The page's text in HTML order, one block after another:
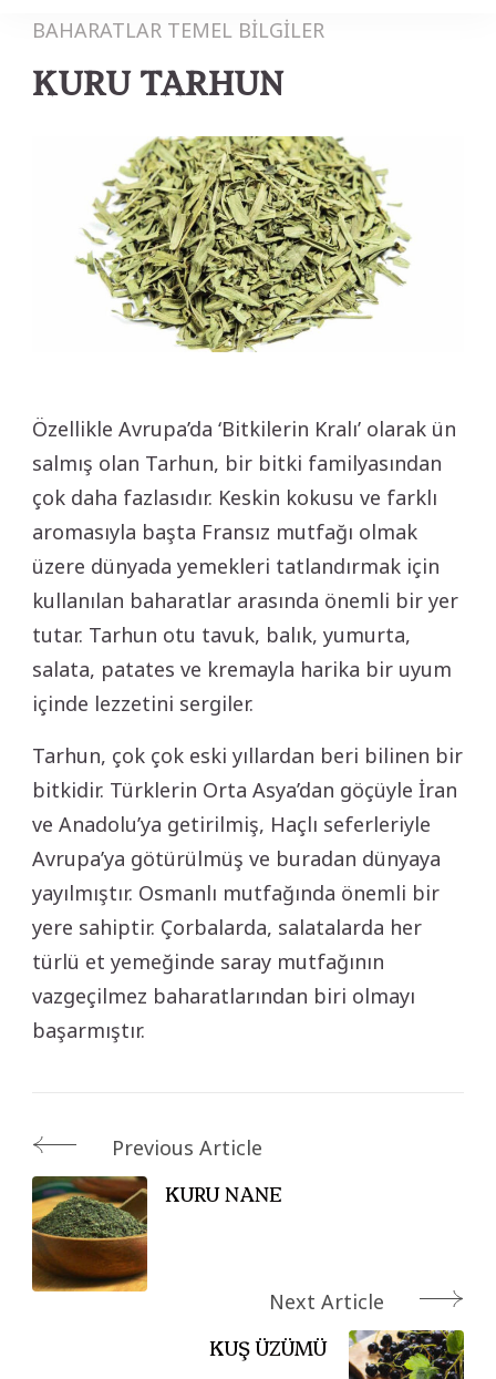
BAHARATLAR TEMEL BİLGİLER
KURU TARHUN
Özellikle Avrupa’da ‘Bitkilerin Kralı’ olarak ün
salmış olan Tarhun, bir bitki familyasından
çok daha fazlasıdır. Keskin kokusu ve farklı
aromasıyla başta Fransız mutfağı olmak
üzere dünyada yemekleri tatlandırmak için
kullanılan baharatlar arasında önemli bir yer
tutar. Tarhun otu tavuk, balık, yumurta,
salata, patates ve kremayla harika bir uyum
içinde lezzetini sergiler.
Tarhun, çok çok eski yıllardan beri bilinen bir
bitkidir. Türklerin Orta Asya’dan göçüyle İran
ve Anadolu’ya getirilmiş, Haçlı seferleriyle
Avrupa’ya götürülmüş ve buradan dünyaya
yayılmıştır. Osmanlı mutfağında önemli bir
yere sahiptir. Çorbalarda, salatalarda her
türlü et yemeğinde saray mutfağının
vazgeçilmez baharatlarından biri olmayı
başarmıştır.
Post
Navigation
Previous Article
KURU NANE
Next Article
KUŞ ÜZÜMÜ